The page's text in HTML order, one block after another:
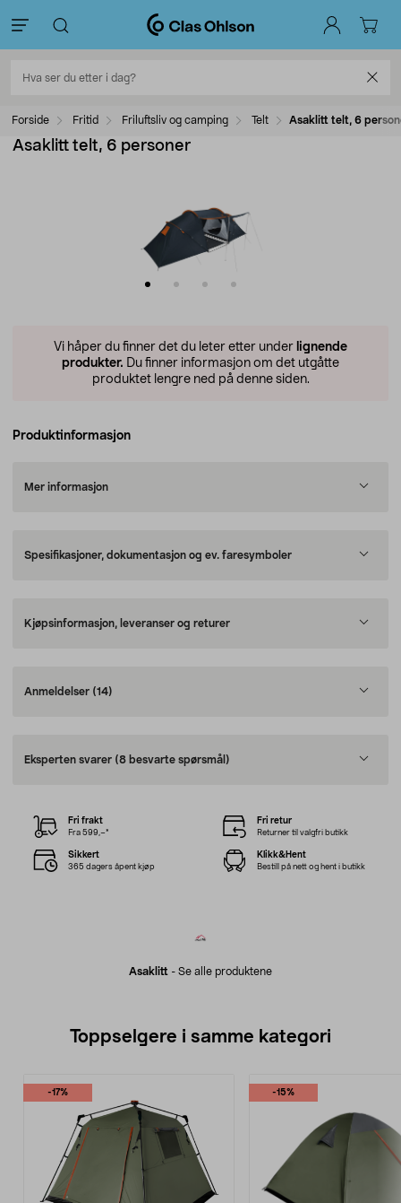
Forside Fritid Friluftsliv og camping Telt Asaklitt telt, 6
Asaklitt telt, 6 personer
Vi håper du finner det du leter etter under lignende
produkter. Du finner informasjon om det utgåtte
produktet lengre ned på denne siden.
Produktinformasjon
Mer informasjon
Spesifikasjoner, dokumentasjon og ev. faresymboler
Kjøpsinformasjon, leveranser og returer
Anmeldelser (14)
Eksperten svarer (8 besvarte spørsmål)
Asaklitt - Se alle produktene
Fri frakt
Fra 599,–*
Fri retur
Returner til valgfri butikk
Sikkert
365 dagers åpent kjøp
Klikk&Hent
Bestill på nett og hent i butikk
Toppselgere i samme kategori
-17% -15%